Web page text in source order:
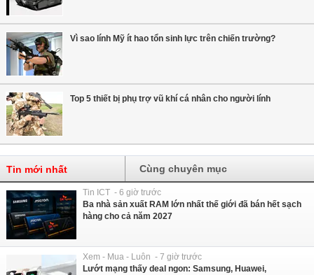
Vì sao lính Mỹ ít hao tổn sinh lực trên chiến trường?
Top 5 thiết bị phụ trợ vũ khí cá nhân cho người lính
Tin mới nhất Cùng chuyên mục
Tin ICT - 6 giờ trước
Ba nhà sản xuất RAM lớn nhất thế giới đã bán hết sạch
hàng cho cả năm 2027
Xem - Mua - Luôn - 7 giờ trước
Lướt mạng thấy deal ngon: Samsung, Huawei,